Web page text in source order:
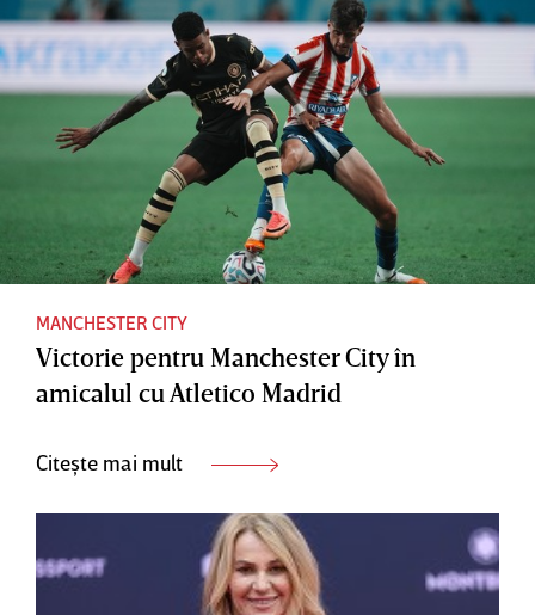
MANCHESTER CITY
Victorie pentru Manchester City în
amicalul cu Atletico Madrid
Citește mai mult